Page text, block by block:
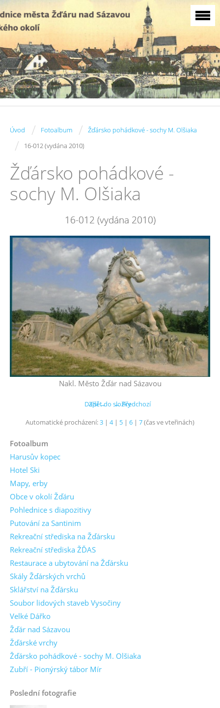
Úvod / Fotoalbum / Žďársko pohádkové - sochy M. Olšiaka
/ 16-012 (vydána 2010)
Žďársko pohádkové -
sochy M. Olšiaka
16-012 (vydána 2010)
Nakl. Město Žďár nad Sázavou
← Předchozí
Další →
Zpět do složky
Automatické procházení:3 | 4| 5 | 6 | 7(čas ve vteřinách)
Fotoalbum
Harusův kopec
Hotel Ski
Mapy, erby
Obce v okolí Žďáru
Pohlednice s diapozitivy
Putování za Santinim
Rekreační střediska na Žďársku
Rekreační střediska ŽĎAS
Restaurace a ubytování na Žďársku
Skály Žďárských vrchů
Sklářství na Žďársku
Soubor lidových staveb Vysočiny
Velké Dářko
Žďár nad Sázavou
Žďárské vrchy
Žďársko pohádkové - sochy M. Olšiaka
Zubří - Pionýrský tábor Mír
Poslední fotografie